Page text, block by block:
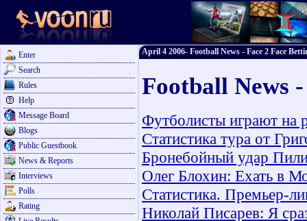
Enter
Search
Rules
Help
Message Board
Blogs
Public Guestbook
News & Reports
Interviews
Polls
Rating
April 4 2006- Football News - Face 2 Face
Football News
Футболисты играют на
Статистика тура от
Бронебойный удар
Олег Блохин: Ехать в
Статистика. Премьер-
Николай Писарев: Я